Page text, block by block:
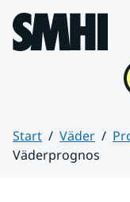
Hoppa till sidans
Start Väder
Väderprognos